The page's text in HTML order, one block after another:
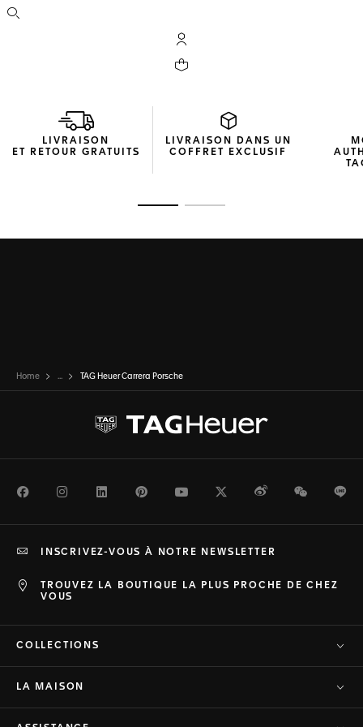
Ouvrir la barre de recherche
Compte My TAG Heuer
Votre panier contient 0 produit(s)
LIVRAISON
ET RETOUR GRATUITS
LIVRAISON DANS UN
COFFRET EXCLUSIF
Home ... TAG Heuer Carrera Porsche
FacebookInstagramLinkedInPinterestYoutubeTwitterWeiboWeChat
TROUVEZ LA BOUTIQUE LA PLUS PROCHE DE CHEZ
VOUS
INSCRIVEZ-VOUS À NOTRE NEWSLETTER
COLLECTIONS
LA MAISON